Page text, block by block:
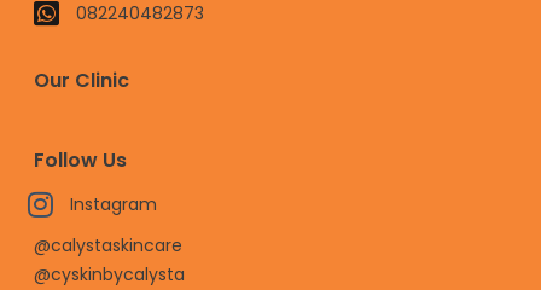
082240482873
Our Clinic
Follow Us
Instagram
@calystaskincare
@cyskinbycalysta